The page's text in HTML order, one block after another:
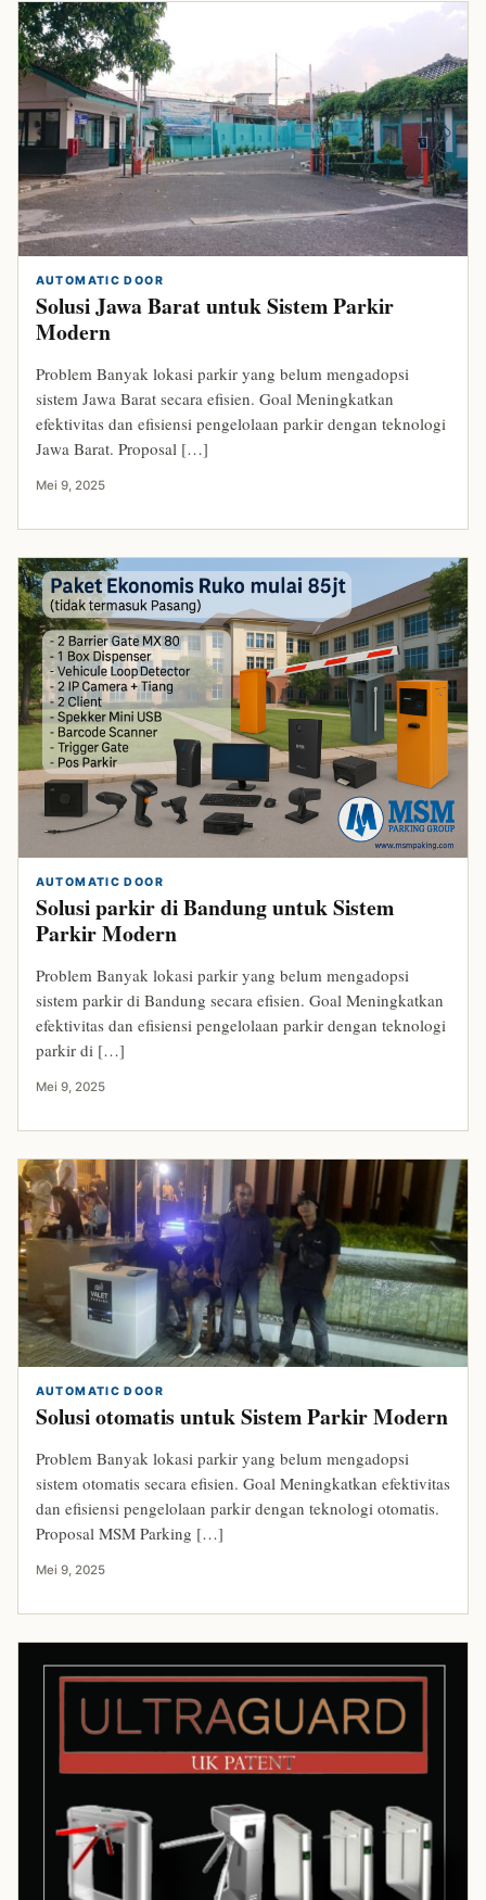
AUTOMATIC DOOR
Solusi Jawa Barat untuk Sistem Parkir
Modern
Problem Banyak lokasi parkir yang belum mengadopsi
sistem Jawa Barat secara efisien. Goal Meningkatkan
efektivitas dan efisiensi pengelolaan parkir dengan teknologi
Jawa Barat. Proposal […]
Mei 9, 2025
AUTOMATIC DOOR
Solusi parkir di Bandung untuk Sistem
Parkir Modern
Problem Banyak lokasi parkir yang belum mengadopsi
sistem parkir di Bandung secara efisien. Goal Meningkatkan
efektivitas dan efisiensi pengelolaan parkir dengan teknologi
parkir di […]
Mei 9, 2025
AUTOMATIC DOOR
Solusi otomatis untuk Sistem Parkir Modern
Problem Banyak lokasi parkir yang belum mengadopsi
sistem otomatis secara efisien. Goal Meningkatkan efektivitas
dan efisiensi pengelolaan parkir dengan teknologi otomatis.
Proposal MSM Parking […]
Mei 9, 2025